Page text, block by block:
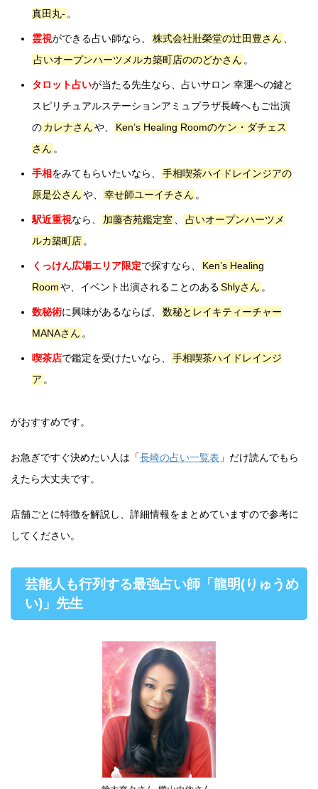
真田丸- 。
霊視ができる占い師なら、 株式会社壯榮堂の辻田豊さん
占いオープンハーツメルカ築町店ののどかさん 。
タロット占いが当たる先生なら、占いサロン 幸運への鍵と
スピリチュアルステーションアミュプラザ長崎へもご出演
のカレナさんや、
Ken’s Healing Roomのケン・ダチェス
さん 。
手相をみてもらいたいなら、
手相喫茶ハイドレインジアの
原是公さんや、 幸せ師ユーイチさん 。
駅近重視なら、 加藤杏苑鑑定室
占いオープンハーツメ
ルカ築町店 。
くっけん広場エリア限定で探すなら、
Ken’s Healing
Roomや、イベント出演されることのあるShlyさん 。
数秘術に興味があるならば、
数秘とレイキティーチャー
MANAさん 。
喫茶店で鑑定を受けたいなら、
手相喫茶ハイドレインジ
ア 。
がおすすめです。
お急ぎですぐ決めたい人は「長崎の占い一覧表 」だけ読んでもら
えたら大丈夫です。
店舗ごとに特徴を解説し、詳細情報をまとめていますので参考に
してください。
芸能人も行列する最強占い師「龍明(りゅうめ
い)」先生